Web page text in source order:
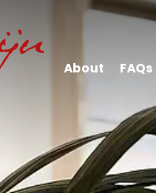
About FAQs